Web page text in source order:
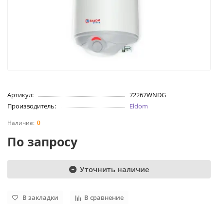
Артикул:
72267WNDG
Производитель:
Eldom
0
По запросу
Уточнить наличие
В закладки В сравнение